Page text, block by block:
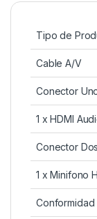
Tipo de
Cable A/V
Conector
1 x HDMI
Conector Dos
1 x Minifono
Conformidad